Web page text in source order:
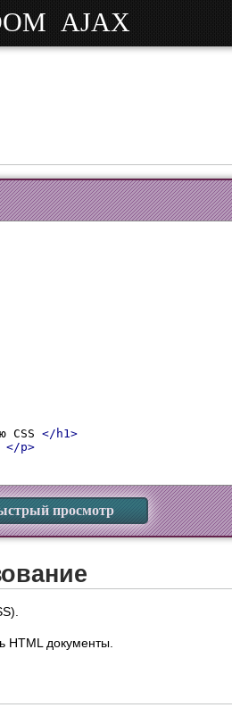
AJAX
CSS </h1>
</p>
просмотр
документы.